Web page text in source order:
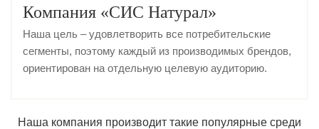
Компания «СИС Натурал»
Наша цель – удовлетворить все потребительские
сегменты, поэтому каждый из производимых брендов,
ориентирован на отдельную целевую аудиторию.
Наша компания производит такие популярные среди